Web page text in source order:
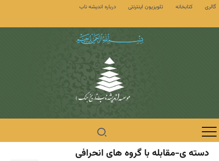
گالری کتابخانه تلویزیون اینترنتی درباره اندیشه ناب
دسته ی-مقابله با گروه های انحرافی